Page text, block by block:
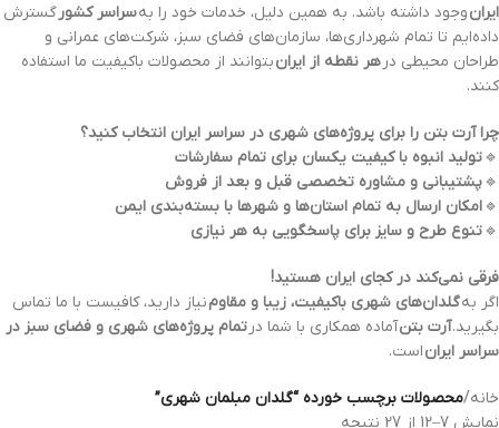
ایرانوجود داشته باشد. به همین دلیل، خدمات خود را بهسراسر کشورگسترش
داده‌ایم تا تمام شهرداری‌ها، سازمان‌های فضای سبز، شرکت‌های عمرانی و
طراحان محیطی درهر نقطه از ایرانبتوانند از محصولات باکیفیت ما استفاده
کنند.
چرا آرت بتن را برای پروژه‌های شهری در سراسر ایران انتخاب کنید؟
🔹تولید انبوه با کیفیت یکسان برای تمام سفارشات
🔹پشتیبانی و مشاوره تخصصی قبل و بعد از فروش
🔹امکان ارسال به تمام استان‌ها و شهرها با بسته‌بندی ایمن
🔹تنوع طرح و سایز برای پاسخگویی به هر نیازی
فرقی نمی‌کند در کجای ایران هستید!
اگر بهگلدان‌های شهری باکیفیت، زیبا و مقاومنیاز دارید، کافیست با ما تماس
بگیرید.آرت بتنآماده همکاری با شما درتمام پروژه‌های شهری و فضای سبز در
سراسر ایراناست.
خانه/محصولات برچسب خورده “گلدان مبلمان شهری”
نمایش 7–12 از 27 نتیجه